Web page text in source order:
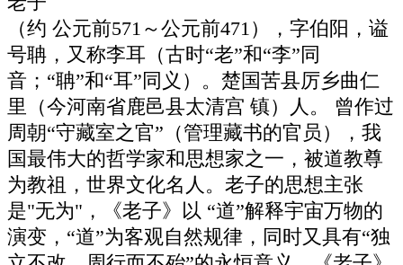
（约 公元前571～公元前471），字伯阳，谥
号聃，又称李耳（古时“老”和“李”同
音；“聃”和“耳”同义）。楚国苦县厉乡曲仁
里（今河南省鹿邑县太清宫 镇）人。 曾作过
周朝“守藏室之官”（管理藏书的官员），我
国最伟大的哲学家和思想家之一，被道教尊
为教祖，世界文化名人。老子的思想主张
是"无为"，《老子》以 “道”解释宇宙万物的
演变，“道”为客观自然规律，同时又具有“独